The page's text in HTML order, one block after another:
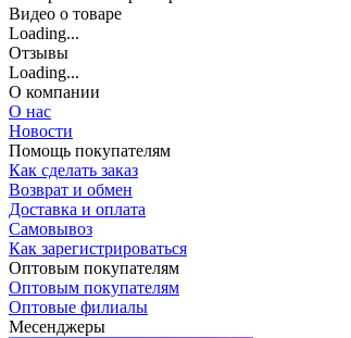
Видео о товаре
Loading...
Отзывы
Loading...
О компании
О нас
Новости
Помощь покупателям
Как сделать заказ
Возврат и обмен
Доставка и оплата
Самовывоз
Как зарегистрироваться
Оптовым покупателям
Оптовым покупателям
Оптовые филиалы
Месенджеры